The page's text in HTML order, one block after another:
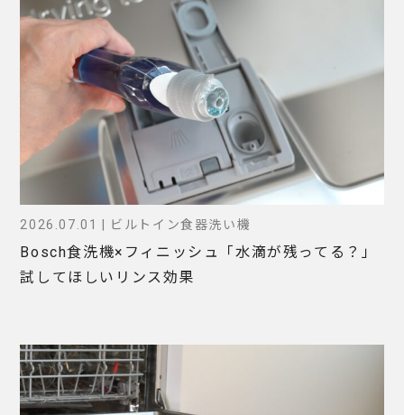
2026.07.01 | ビルトイン食器洗い機
Bosch食洗機×フィニッシュ「水滴が残ってる？」
試してほしいリンス効果